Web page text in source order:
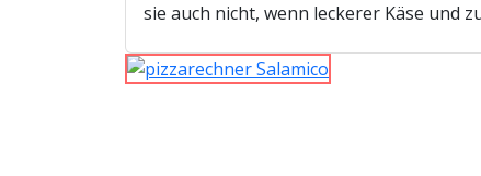
sie auch nicht, wenn leckerer Käse und